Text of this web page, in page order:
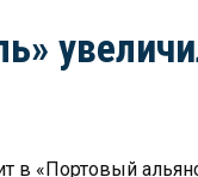
в «Портовый